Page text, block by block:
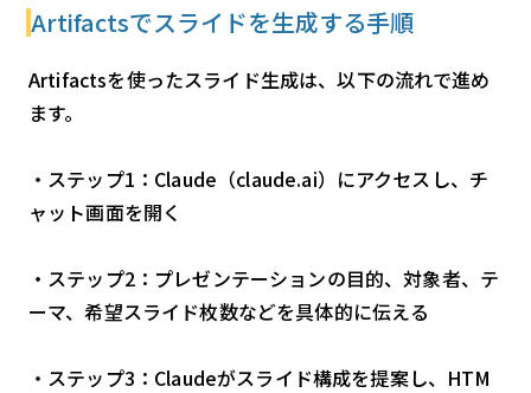
Artifactsでスライドを生成する手順
Artifactsを使ったスライド生成は、以下の流れで進め
ます。
・ステップ1：Claude（claude.ai）にアクセスし、チ
ャット画面を開く
・ステップ2：プレゼンテーションの目的、対象者、テ
ーマ、希望スライド枚数などを具体的に伝える
・ステップ3：Claudeがスライド構成を提案し、HTM